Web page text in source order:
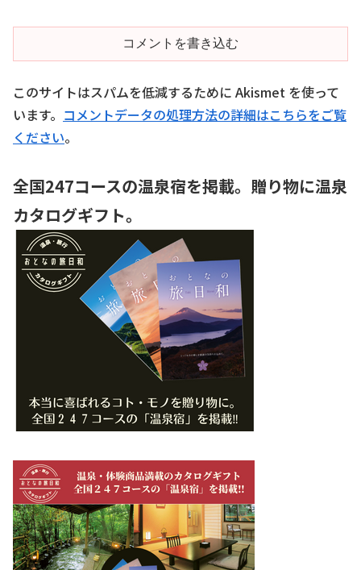
コメントを書き込む
このサイトはスパムを低減するために Akismet を使って
います。 コメントデータの処理方法の詳細はこちらをご覧
ください。
全国247コースの温泉宿を掲載。贈り物に温泉
カタログギフト。